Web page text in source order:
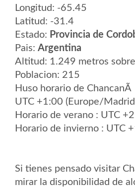
Longitud: -65.45
Latitud: -31.4
Estado: Provincia de
Pais: Argentina
Altitud: 1.249 metros
Poblacion: 215
Huso horario de ChancanÃ­
UTC +1:00 (Europe/
Horario de verano : UTC
Horario de invierno : UTC
Si tienes pensado visitar
mirar la disponibilidad de